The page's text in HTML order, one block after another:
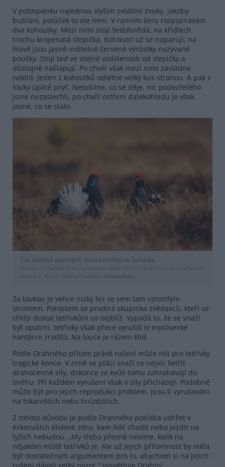
V polospánku najednou slyším zvláštní zvuky, jakoby
bublání, potůček to ale není. V ranním šeru rozpoznávám
dva kohoutky. Mezi nimi stojí šedohnědá, na křídlech
trochu kropenatá slepička. Kohoutci už se naparují, na
hlavě jsou jasně viditelné červené výrůstky nazývané
poušky. Stojí teď ve stejné vzdálenosti od slepičky a
důstojně našlapují. Po chvíli však mezi nimi zavládne
neklid. Jeden z kohoutků odlétne velký kus stranou. A pak z
louky úplně pryč. Netušíme, co se děje, nic podezřelého
jsme nezaslechli, po chvíli ostření dalekohledu je však
jasné, co se stalo.
Tok tetřívků obecných, ilustrační foto ze Švédska
Licence |
Všechna práva vyhrazena. Další šíření je možné jen se souhlasem
autora
Foto | Ondřej Prosický / Naturephoto
Za loukou je velice nízký les se sem tam vzrostlým
stromem. Porostem se prodírá skupinka zvědavců, kteří se
chtějí dostat tetřívkům co nejblíž. Vypadá to, že se snaží
být opatrní, tetřívky však přece vyrušili (v myslivecké
hantýrce zradili). Na louce je rázem klid.
Podle Drahného přitom právě rušení může mít pro tetřívky
tragické konce. V zimě se ptáci snaží co nejvíc šetřit
drahocenné síly, dokonce se kvůli tomu zahrabávají do
sněhu. Při každém vyrušení však o síly přicházejí. Podobně
může být pro jejich reprodukci problém, jsou-li vyrušováni
na tokaništích nebo hnízdištích.
Z tohoto důvodu je podle Drahného potřeba udržet v
Krkonoších klidové zóny, kam lidé chodit nebo jezdit na
lyžích nebudou. „My třeba přesně nevíme, kolik na
nějakém místě tetřívků je. Ale už jejich přítomnost by měla
být dostatečným argumentem pro to, abychom si na jejich